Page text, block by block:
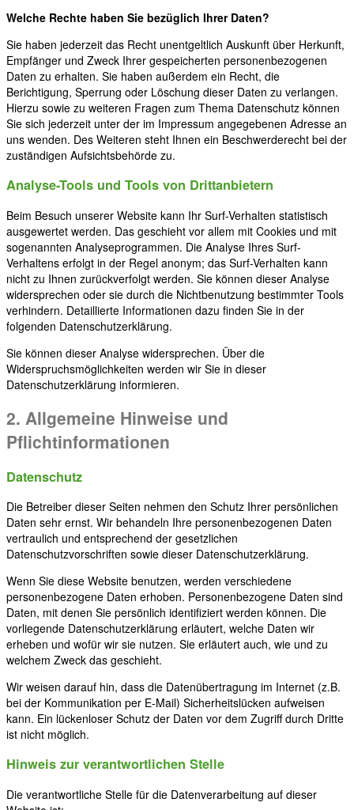
Welche Rechte haben Sie bezüglich Ihrer Daten?
Sie haben jederzeit das Recht unentgeltlich Auskunft über Herkunft,
Empfänger und Zweck Ihrer gespeicherten personenbezogenen
Daten zu erhalten. Sie haben außerdem ein Recht, die
Berichtigung, Sperrung oder Löschung dieser Daten zu verlangen.
Hierzu sowie zu weiteren Fragen zum Thema Datenschutz können
Sie sich jederzeit unter der im Impressum angegebenen Adresse an
uns wenden. Des Weiteren steht Ihnen ein Beschwerderecht bei der
zuständigen Aufsichtsbehörde zu.
Analyse-Tools und Tools von Drittanbietern
Beim Besuch unserer Website kann Ihr Surf-Verhalten statistisch
ausgewertet werden. Das geschieht vor allem mit Cookies und mit
sogenannten Analyseprogrammen. Die Analyse Ihres Surf-
Verhaltens erfolgt in der Regel anonym; das Surf-Verhalten kann
nicht zu Ihnen zurückverfolgt werden. Sie können dieser Analyse
widersprechen oder sie durch die Nichtbenutzung bestimmter Tools
verhindern. Detaillierte Informationen dazu finden Sie in der
folgenden Datenschutzerklärung.
Sie können dieser Analyse widersprechen. Über die
Widerspruchsmöglichkeiten werden wir Sie in dieser
Datenschutzerklärung informieren.
2. Allgemeine Hinweise und
Pflichtinformationen
Datenschutz
Die Betreiber dieser Seiten nehmen den Schutz Ihrer persönlichen
Daten sehr ernst. Wir behandeln Ihre personenbezogenen Daten
vertraulich und entsprechend der gesetzlichen
Datenschutzvorschriften sowie dieser Datenschutzerklärung.
Wenn Sie diese Website benutzen, werden verschiedene
personenbezogene Daten erhoben. Personenbezogene Daten sind
Daten, mit denen Sie persönlich identifiziert werden können. Die
vorliegende Datenschutzerklärung erläutert, welche Daten wir
erheben und wofür wir sie nutzen. Sie erläutert auch, wie und zu
welchem Zweck das geschieht.
Wir weisen darauf hin, dass die Datenübertragung im Internet (z.B.
bei der Kommunikation per E-Mail) Sicherheitslücken aufweisen
kann. Ein lückenloser Schutz der Daten vor dem Zugriff durch Dritte
ist nicht möglich.
Hinweis zur verantwortlichen Stelle
Die verantwortliche Stelle für die Datenverarbeitung auf dieser